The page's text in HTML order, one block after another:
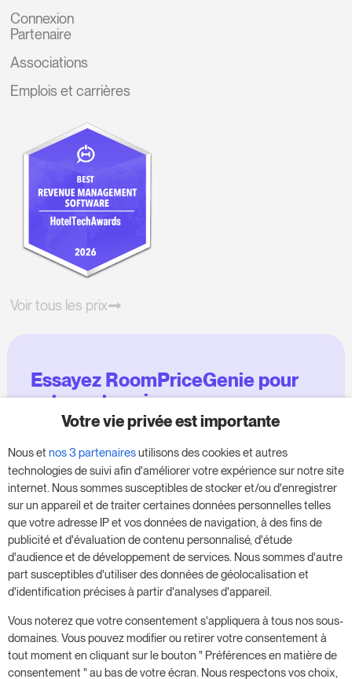
Connexion
Partenaire
Associations
Emplois et carrières
Voir tous les prix
Essayez RoomPriceGenie pour
votre entreprise
donnez un coup de fouet à votre entreprise,
sans aucune obligation.
Réservez une réunion pour commencer votre
essai gratuit de 14 jours.
Prenez rendez-vous
Votre vie privée est importante
Nous et nos 3 partenairesutilisons des cookies et autres
technologies de suivi afin d'améliorer votre expérience sur notre site
internet. Nous sommes susceptibles de stocker et/ou d'enregistrer
sur un appareil et de traiter certaines données personnelles telles
que votre adresse IP et vos données de navigation, à des fins de
publicité et d'évaluation de contenu personnalisé, d'étude
d'audience et de développement de services. Nous sommes d'autre
part susceptibles d'utiliser des données de géolocalisation et
d'identification précises à partir d'analyses d'appareil.
Vous noterez que votre consentement s'appliquera à tous nos sous-
domaines. Vous pouvez modifier ou retirer votre consentement à
tout moment en cliquant sur le bouton " Préférences en matière de
consentement " au bas de votre écran. Nous respectons vos choix,